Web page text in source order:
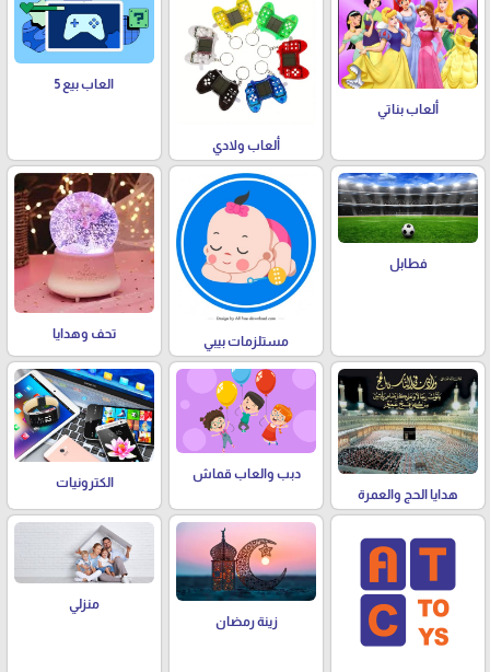
ألعاب بناتي
ألعاب ولادي
العاب بيع 5
فطابل
مستلزمات بيبي
تحف وهدايا
هدايا الحج والعمرة
دبب والعاب قماش
الكترونيات
زينة رمضان
منزلي